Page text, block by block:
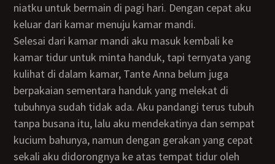
niatku untuk bermain di pagi hari. Dengan cepat aku
keluar dari kamar menuju kamar mandi.
Selesai dari kamar mandi aku masuk kembali ke
kamar tidur untuk minta handuk, tapi ternyata yang
kulihat di dalam kamar, Tante Anna belum juga
berpakaian sementara handuk yang melekat di
tubuhnya sudah tidak ada. Aku pandangi terus tubuh
tanpa busana itu, lalu aku mendekatinya dan sempat
kucium bahunya, namun dengan gerakan yang cepat
sekali aku didorongnya ke atas tempat tidur oleh